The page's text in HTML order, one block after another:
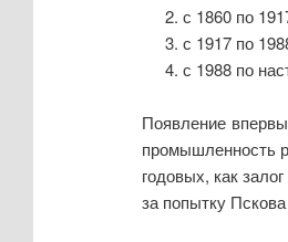
с 1860 по
с 1917 по
с 1988 по
Появление
промышленность
годовых, как
за попытку